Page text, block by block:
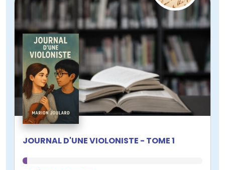
JOURNAL D'UNE VIOLONISTE - TOME 1